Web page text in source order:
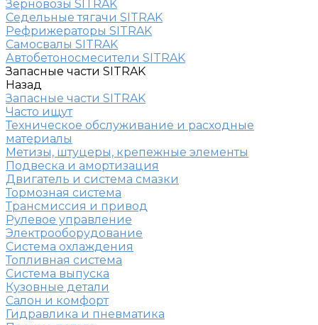
Зерновозы SITRAK
Седельные тягачи SITRAK
Рефрижераторы SITRAK
Самосвалы SITRAK
Автобетоносмесители SITRAK
Запасные части SITRAK
Назад
Запасные части SITRAK
Часто ищут
Техническое обслуживание и расходные
материалы
Метизы, штуцеры, крепежные элементы
Подвеска и амортизация
Двигатель и система смазки
Тормозная система
Трансмиссия и привод
Рулевое управление
Электрооборудование
Система охлаждения
Топливная система
Система выпуска
Кузовные детали
Салон и комфорт
Гидравлика и пневматика